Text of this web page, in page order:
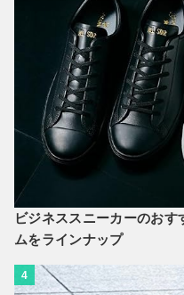
ビジネススニーカーのお
ムをラインナップ
4